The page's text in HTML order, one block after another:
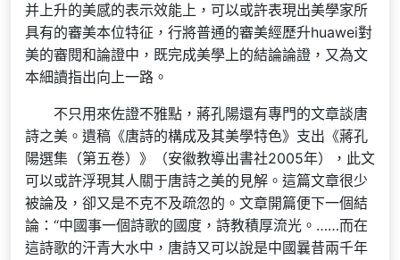
并上升的美感的表示效能上，可以或許表現出美學家所
具有的審美本位特征，行將普通的審美經歷升huawei對
美的審閱和論證中，既完成美學上的結論論證，又為文
本細讀指出向上一路。
不只用來佐證不雅點，蔣孔陽還有專門的文章談唐
詩之美。遺稿《唐詩的構成及其美學特色》支出《蔣孔
陽選集（第五卷）》（安徽教導出書社2005年），此文
可以或許浮現其人關于唐詩之美的見解。這篇文章很少
被論及，卻又是不克不及疏忽的。文章開篇便下一個結
論：“中國事一個詩歌的國度，詩教積厚流光。……而在
這詩歌的汗青大水中，唐詩又可以說是中國曩昔兩千年